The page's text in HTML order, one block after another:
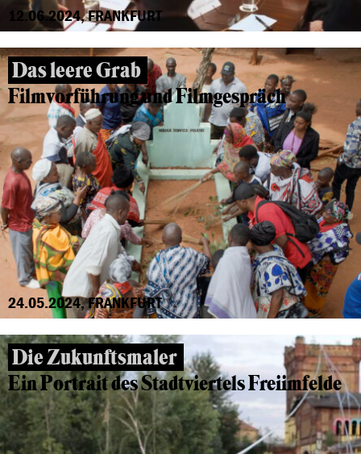
12.06.2024, FRANKFURT
Das leere Grab
Filmvorführung und Filmgespräch
24.05.2024, FRANKFURT
Die Zukunftsmaler
Ein Portrait des Stadtviertels Freiimfelde